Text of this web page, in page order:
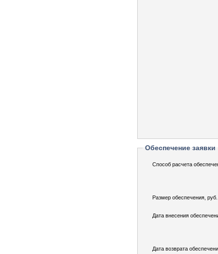
Обеспечение заявки
Способ расчета
Размер обеспечения,
Дата внесения
Дата возврата